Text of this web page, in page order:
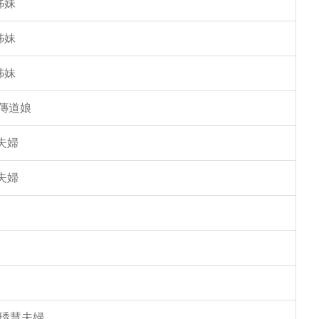
妹
妹
妹
道娘
婦
婦